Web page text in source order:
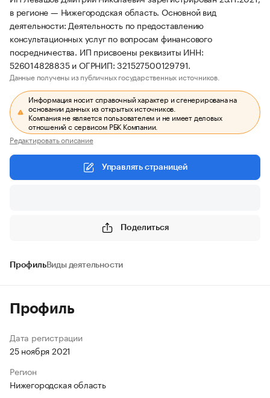
в регионе — Нижегородская область. Основной вид
деятельности: Деятельность по предоставлению
консультационных услуг по вопросам финансового
посредничества. ИП присвоены реквизиты ИНН:
526014828835 и ОГРНИП: 321527500129791.
Данные получены из публичных государственных источников.
Информация носит справочный характер и сгенерирована на
основании данных из открытых источников.
Компания не является пользователем и не имеет деловых
отношений с сервисом РБК Компании.
Редактировать описание
Управлять страницей
Поделиться
ПрофильВиды деятельности
Профиль
Дата регистрации
25 ноября 2021
Регион
Нижегородская область